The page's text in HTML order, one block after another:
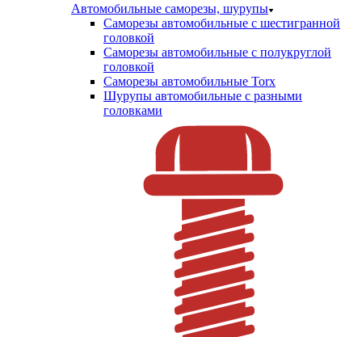
Автомобильные саморезы, шурупы
Саморезы автомобильные с шестигранной
головкой
Саморезы автомобильные с полукруглой
головкой
Саморезы автомобильные Torx
Шурупы автомобильные с разными
головками